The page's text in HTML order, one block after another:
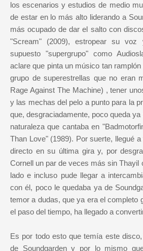
los escenarios y estudios de medio
de estar en lo más alto liderando a
más ocupado de dar el salto con
"Scream" (2009), estropear su
supuesto "supergrupo" como
aclare que pinta un músico tan
grupo de superestrellas que no eran
Rage Against The Machine) , tener
y las mechas del pelo a punto para la
que, desgraciadamente, poco queda
naturaleza que cantaba en
Than Love" (1989). Por suerte, llegué
directo en su última gira y, por
Cornell un par de veces más sin Thayil
lado e incluso pude llegar a
con él, poco le quedaba ya de
temor a dudas, que ya era el completo
el paso del tiempo, ha llegado a
Es por todo esto que temía este
de Soundgarden y por lo mismo